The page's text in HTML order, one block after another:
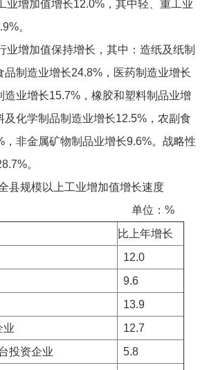
业增加值增长12.0%，其中轻、重工业
。
业增加值保持增长，其中：造纸及纸制
品制造业增长24.8%，医药制造业增长
造业增长15.7%，橡胶和塑料制品业增
及化学制品制造业增长12.5%，农副食
，非金属矿物制品业增长9.6%。战略性
。
县规模以上工业增加值增长速度
位：%
比上年增长
12.0
9.6
13.9
业
12.7
资企业
5.8